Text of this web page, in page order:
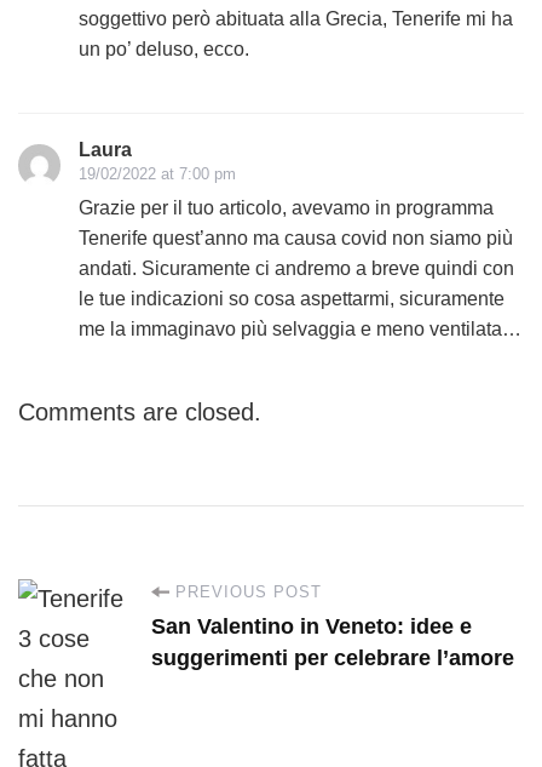
soggettivo però abituata alla Grecia, Tenerife mi ha
un po’ deluso, ecco.
Laura
19/02/2022 at 7:00 pm
Grazie per il tuo articolo, avevamo in programma
Tenerife quest’anno ma causa covid non siamo più
andati. Sicuramente ci andremo a breve quindi con
le tue indicazioni so cosa aspettarmi, sicuramente
me la immaginavo più selvaggia e meno ventilata…
Comments are closed.
P
o
s
PREVIOUS POST
San Valentino in Veneto: idee e
suggerimenti per celebrare l’amore